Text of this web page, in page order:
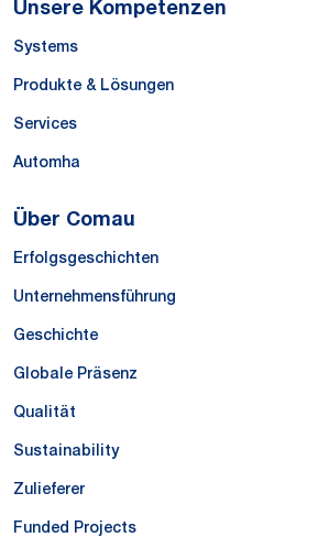
Unsere Kompetenzen
Systems
Produkte & Lösungen
Services
Automha
Über Comau
Erfolgsgeschichten
Unternehmensführung
Geschichte
Globale Präsenz
Qualität
Sustainability
Zulieferer
Funded Projects